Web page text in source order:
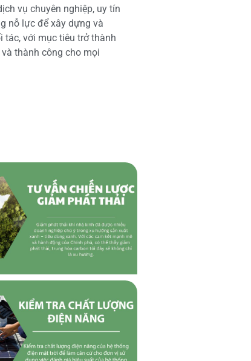
vụ chuyên nghiệp, uy tín
nỗ lực để xây dựng và
với mục tiêu trở thành
thành công cho mọi